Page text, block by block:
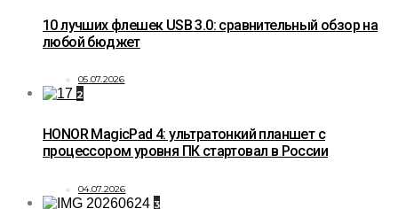
10 лучших флешек USB 3.0: сравнительный обзор на
любой бюджет
05.07.2026
2
HONOR MagicPad 4: ультратонкий планшет с
процессором уровня ПК стартовал в России
04.07.2026
3